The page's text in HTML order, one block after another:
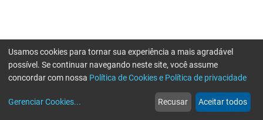
web
Notícias
more_horiz
Mais
Usamos cookies para tornar sua experiência a mais agradável
possível. Se continuar navegando neste site, você assume
concordar com nossa Política de Cookies e Política de privacidade
Gerenciar Cookies... Recusar Aceitar todos
Erro ao enviar informações, por favor tente novamente